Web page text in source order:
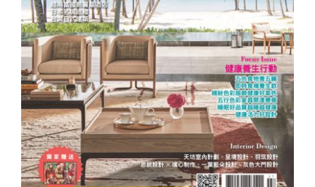
夢想誌NO.34－健康養生行動 check it
out！